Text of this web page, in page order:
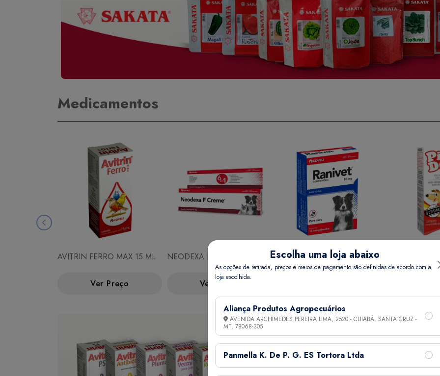
Medicamentos
AVITRIN FERRO MAX 15 ML
Ver Preço
NEODEXA F CREME 15 GR
Ver Preço
RANIVET 80 MG COMP 12
Ver
Escolha uma loja abaixo
As opções de retirada, preços e meios de pagamento são definidas de acordo com a
loja escolhida.
Aliança Produtos Agropecuários
AVENIDA ARCHIMEDES PEREIRA LIMA, 2520 - CUIABÁ, SANTA CRUZ -
MT, 78068-305
Panmella K. De P. G. ES Tortora Ltda